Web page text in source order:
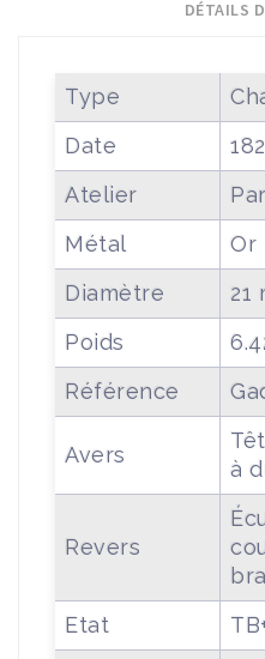
DÉTAILS
Type
Date
Atelier
Métal
Or
Diamètre
21
Poids
Référence
Avers
à
Revers
Etat